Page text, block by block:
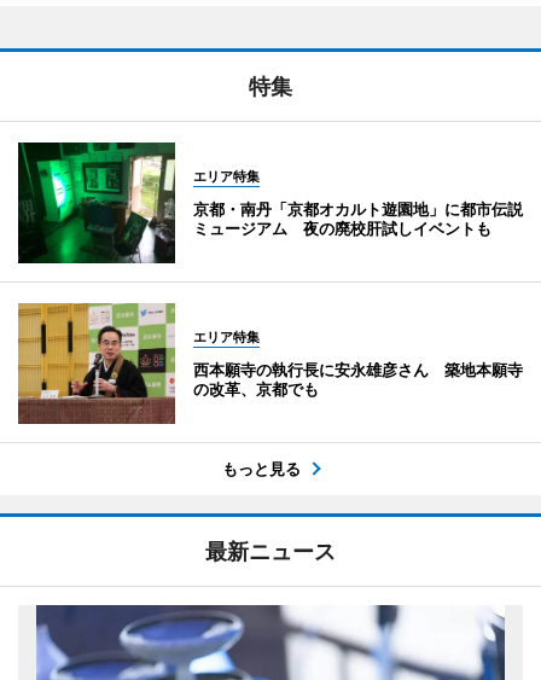
特集
エリア特集
京都・南丹「京都オカルト遊園地」に都市伝説
ミュージアム 夜の廃校肝試しイベントも
エリア特集
西本願寺の執行長に安永雄彦さん 築地本願寺
の改革、京都でも
もっと見る
最新ニュース